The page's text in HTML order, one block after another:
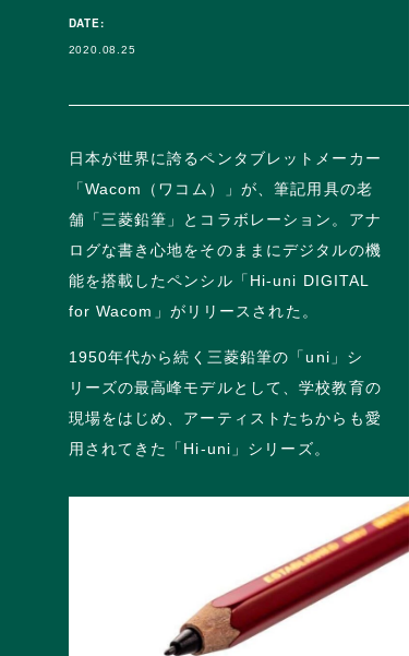
DATE:
2020.08.25
日本が世界に誇るペンタブレットメーカー
「Wacom（ワコム）」が、筆記用具の老
舗「三菱鉛筆」とコラボレーション。アナ
ログな書き心地をそのままにデジタルの機
能を搭載したペンシル「Hi-uni DIGITAL
for Wacom」がリリースされた。
1950年代から続く三菱鉛筆の「uni」シ
リーズの最高峰モデルとして、学校教育の
現場をはじめ、アーティストたちからも愛
用されてきた「Hi-uni」シリーズ。